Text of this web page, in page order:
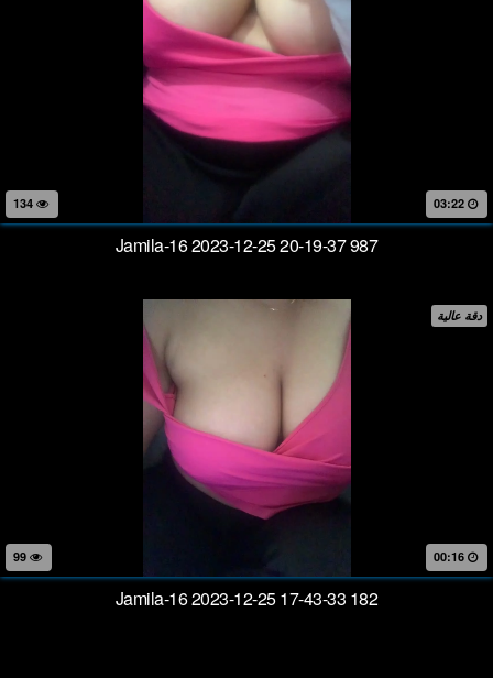
03:22
Jamila-16 2023-12-25 20-19-37 987
دقة عالية
00:16
Jamila-16 2023-12-25 17-43-33 182